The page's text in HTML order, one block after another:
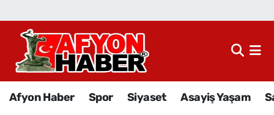
Afyon Haber Spor Siyaset Asayiş Yaşam
Afyon Haber